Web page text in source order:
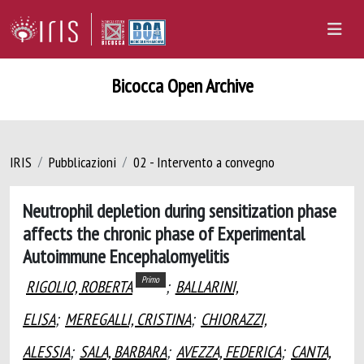
Bicocca Open Archive
IRIS Pubblicazioni 02 - Intervento a convegno
Neutrophil depletion during sensitization phase
affects the chronic phase of Experimental
Autoimmune Encephalomyelitis
RIGOLIO, ROBERTA Primo ; BALLARINI,
ELISA; MEREGALLI, CRISTINA; CHIORAZZI,
ALESSIA; SALA, BARBARA; AVEZZA, FEDERICA; CANTA,